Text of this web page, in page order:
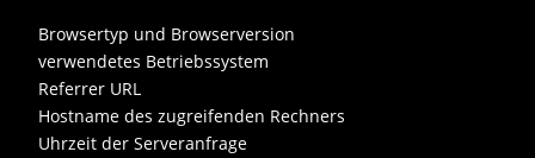
Browsertyp und Browserversion
verwendetes Betriebssystem
Referrer URL
Hostname des zugreifenden Rechners
Uhrzeit der Serveranfrage